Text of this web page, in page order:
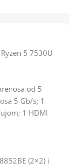
5 7530U
od 5
5 Gb/s; 1
1 HDMI
(2×2) i